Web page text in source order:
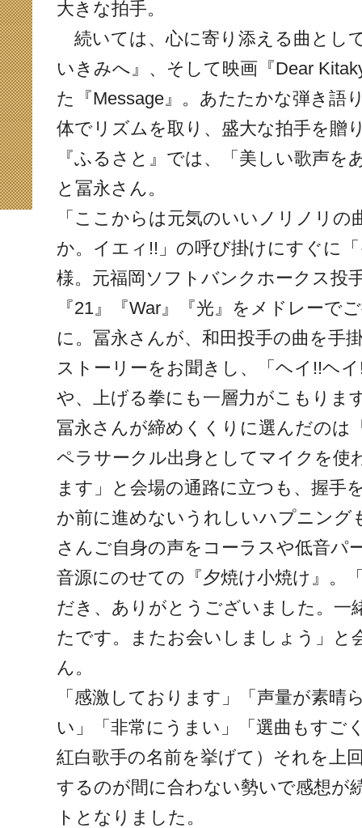
大きな拍手。
続いては、心に寄り添える曲とし
いきみへ』、そして映画『Dear
た『Message』。あたたかな弾き語
体でリズムを取り、盛大な拍手を贈
『ふるさと』では、「美しい歌声
と冨永さん。
「ここからは元気のいいノリノリ
か。イエィ!!」の呼び掛けにすぐに
様。元福岡ソフトバンクホークス投
『21』『War』『光』をメドレーで
に。冨永さんが、和田投手の曲を手
ストーリーをお聞きし、「ヘイ!!ヘ
や、上げる拳にも一層力がこもりま
冨永さんが締めくくりに選んだのは
ペラサークル出身としてマイクを使
ます」と会場の通路に立つも、握手
か前に進めないうれしいハプニング
さんご自身の声をコーラスや低音パ
音源にのせての『夕焼け小焼け』。
だき、ありがとうございました。一
たです。またお会いしましょう」と
ん。
「感激しております」「声量が素晴
い」「非常にうまい」「選曲もすご
紅白歌手の名前を挙げて）それを上
するのが間に合わない勢いで感想が
トとなりました。